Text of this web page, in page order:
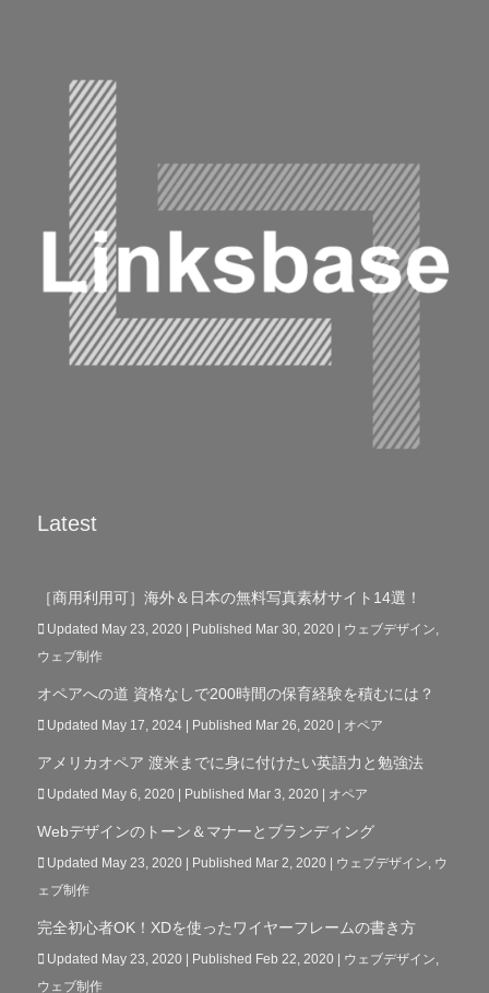
Latest
［商用利用可］海外＆日本の無料写真素材サイト14選！
Updated May 23, 2020 | Published Mar 30, 2020| ウェブデザイン,
ウェブ制作
オペアへの道 資格なしで200時間の保育経験を積むには？
Updated May 17, 2024 | Published Mar 26, 2020| オペア
アメリカオペア 渡米までに身に付けたい英語力と勉強法
Updated May 6, 2020 | Published Mar 3, 2020| オペア
Webデザインのトーン＆マナーとブランディング
Updated May 23, 2020 | Published Mar 2, 2020| ウェブデザイン, ウ
ェブ制作
完全初心者OK！XDを使ったワイヤーフレームの書き方
Updated May 23, 2020 | Published Feb 22, 2020| ウェブデザイン,
ウェブ制作